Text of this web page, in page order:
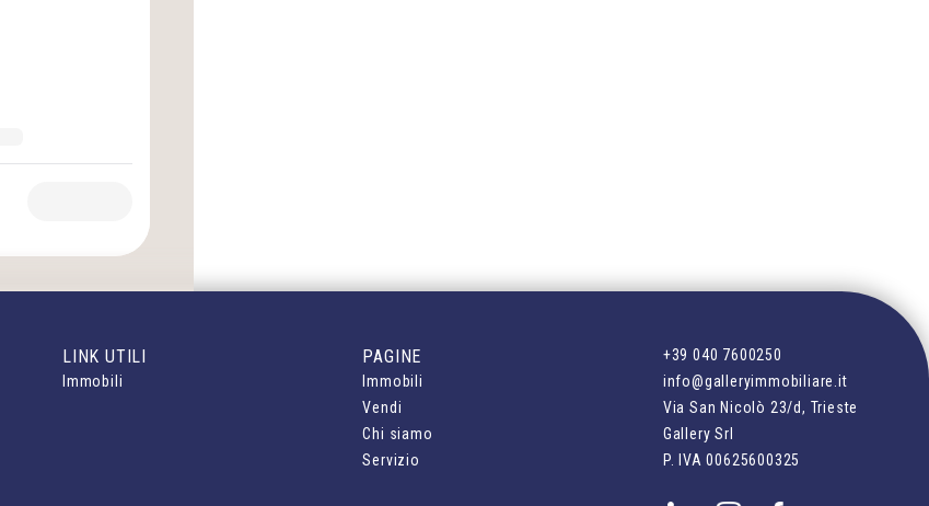
LINK UTILI
Immobili
PAGINE
Immobili
Vendi
Chi siamo
Servizio
+39 040 7600250
info@galleryimmobiliare.it
Via San Nicolò 23/d, Trieste
Gallery Srl
P. IVA00625600325